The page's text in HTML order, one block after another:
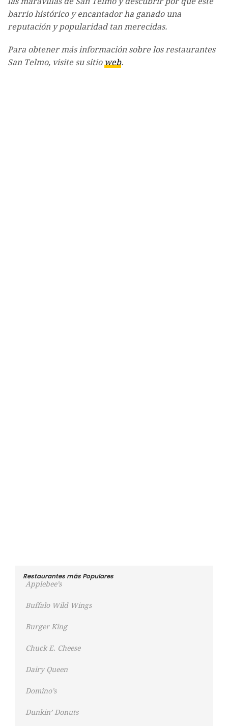
barrio histórico y encantador ha ganado una
reputación y popularidad tan merecidas.
Para obtener más información sobre los restaurantes
San Telmo, visite su sitioweb.
Restaurantes más Populares
Applebee’s
Buffalo Wild Wings
Burger King
Chuck E. Cheese
Dairy Queen
Domino’s
Dunkin’ Donuts